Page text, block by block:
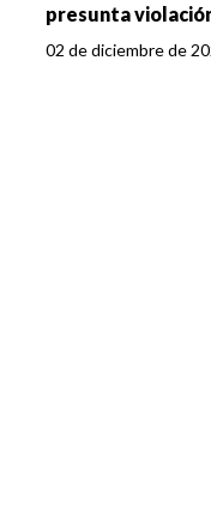
presunta
02 de diciembre de